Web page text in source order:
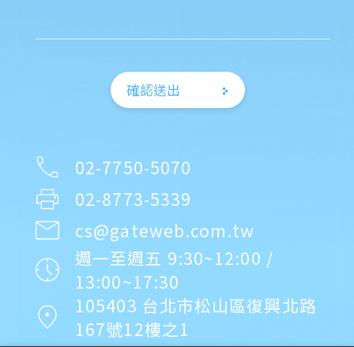
確認送出
02-7750-5070
02-8773-5339
cs@gateweb.com.tw
週一至週五 9:30~12:00 /
13:00~17:30
105403 台北市松山區復興北路
167號12樓之1